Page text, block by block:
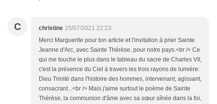
C christine 25/07/2021 22:23
Merci Marguerite pour ton article et l'invitation à prier Sainte
Jeanne d'Arc, avec Sainte Thérèse, pour notre pays.<br /> Ce
qui me touche le plus dans le tableau du sacre de Charles VII,
c'est la présence du Ciel à travers les trois rayons de lumière:
Dieu Trinité dans l'histoire des hommes, intervenant, agissant,
consacrant...<br /> Mais j'aime surtout le poème de Sainte
Thérèse, la communion d'âme avec sa sœur aînée dans la foi,